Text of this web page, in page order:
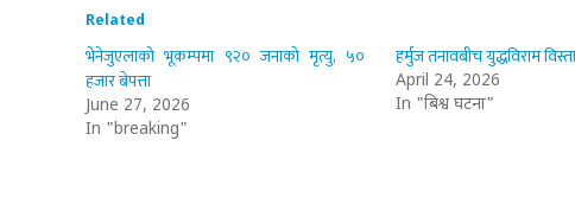
Related
भेनेजुएलाको भूकम्पमा ९२० जनाको मृत्यु, ५०
हजार बेपत्ता
June 27, 2026
In "breaking"
हर्मुज तनावबीच युद्धविराम
April 24, 2026
In "बिश्व घटना"